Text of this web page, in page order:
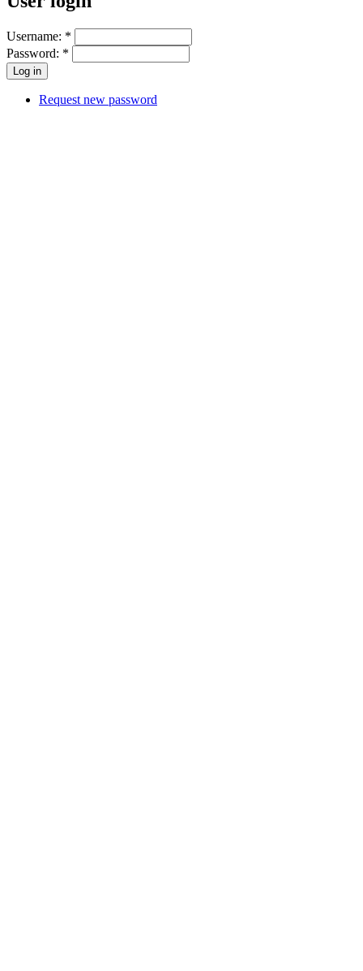
Username: *
Password: *
Request new password